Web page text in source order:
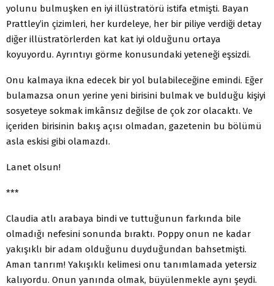
yolunu bulmuşken en iyi illüstratörü istifa etmişti. Bayan
Prattley’in çizimleri, her kurdeleye, her bir piliye verdiği detay
diğer illüstratörlerden kat kat iyi olduğunu ortaya
koyuyordu. Ayrıntıyı görme konusundaki yeteneği eşsizdi.
Onu kalmaya ikna edecek bir yol bulabileceğine emindi. Eğer
bulamazsa onun yerine yeni birisini bulmak ve bulduğu kişiyi
sosyeteye sokmak imkânsız değilse de çok zor olacaktı. Ve
içeriden birisinin bakış açısı olmadan, gazetenin bu bölümü
asla eskisi gibi olamazdı.
Lanet olsun!
***
Claudia atlı arabaya bindi ve tuttuğunun farkında bile
olmadığı nefesini sonunda bıraktı. Poppy onun ne kadar
yakışıklı bir adam olduğunu duyduğundan bahsetmişti.
Aman tanrım! Yakışıklı kelimesi onu tanımlamada yetersiz
kalıyordu. Onun yanında olmak, büyülenmekle aynı şeydi.